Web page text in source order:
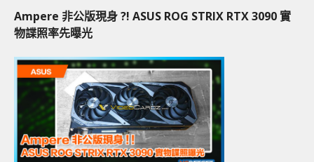
Ampere 非公版現身 ?! ASUS ROG STRIX RTX 3090 實
物諜照率先曝光